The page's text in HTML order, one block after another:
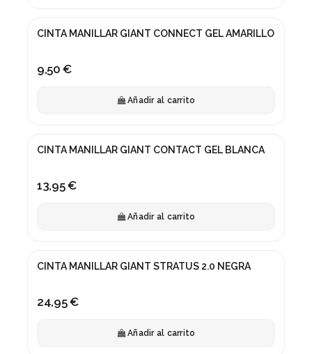
CINTA MANILLAR GIANT CONNECT GEL AMARILLO
9,50 €
Añadir al carrito
CINTA MANILLAR GIANT CONTACT GEL BLANCA
13,95 €
Añadir al carrito
CINTA MANILLAR GIANT STRATUS 2.0 NEGRA
24,95 €
Añadir al carrito